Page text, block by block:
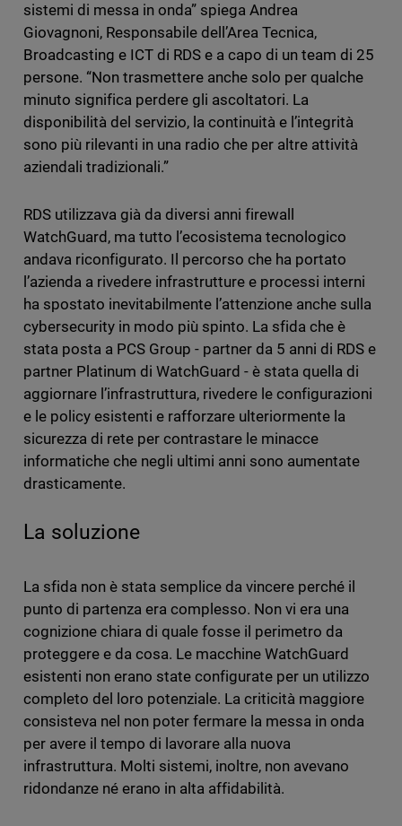
sistemi di messa in onda” spiega Andrea
Giovagnoni, Responsabile dell’Area Tecnica,
Broadcasting e ICT di RDS e a capo di un team di 25
persone. “Non trasmettere anche solo per qualche
minuto significa perdere gli ascoltatori. La
disponibilità del servizio, la continuità e l’integrità
sono più rilevanti in una radio che per altre attività
aziendali tradizionali.”
RDS utilizzava già da diversi anni firewall
WatchGuard, ma tutto l’ecosistema tecnologico
andava riconfigurato. Il percorso che ha portato
l’azienda a rivedere infrastrutture e processi interni
ha spostato inevitabilmente l’attenzione anche sulla
cybersecurity in modo più spinto. La sfida che è
stata posta a PCS Group - partner da 5 anni di RDS e
partner Platinum di WatchGuard - è stata quella di
aggiornare l’infrastruttura, rivedere le configurazioni
e le policy esistenti e rafforzare ulteriormente la
sicurezza di rete per contrastare le minacce
informatiche che negli ultimi anni sono aumentate
drasticamente.
La soluzione
La sfida non è stata semplice da vincere perché il
punto di partenza era complesso. Non vi era una
cognizione chiara di quale fosse il perimetro da
proteggere e da cosa. Le macchine WatchGuard
esistenti non erano state configurate per un utilizzo
completo del loro potenziale. La criticità maggiore
consisteva nel non poter fermare la messa in onda
per avere il tempo di lavorare alla nuova
infrastruttura. Molti sistemi, inoltre, non avevano
ridondanze né erano in alta affidabilità.